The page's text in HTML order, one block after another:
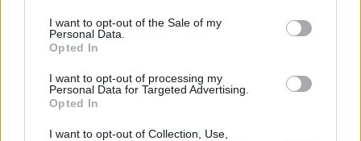
I want to opt-out of the Sale of my
Personal Data.
Opted In
I want to opt-out of processing my
Personal Data for Targeted Advertising.
Opted In
I want to opt-out of Collection, Use,
Shtuar
27.05.2021 10:49
Tags:
covid-19 , Komiteti i Eksperteve ,